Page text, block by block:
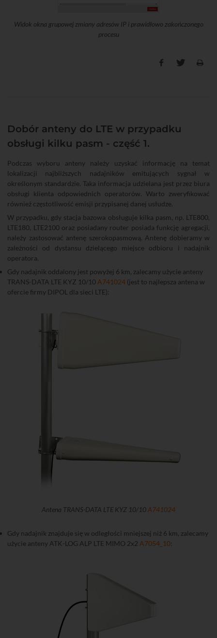
Widok okna grupowej zmiany adresów IP i prawidłowo zakończonego
procesu
Dobór anteny do LTE w przypadku
obsługi kilku pasm - część 1.
Podczas wyboru anteny należy uzyskać informację na temat
lokalizacji najbliższych nadajników emitujących sygnał w
określonym standardzie. Taka informacja udzielana jest przez biura
obsługi klienta odpowiednich operatorów. Warto zweryfikować
również częstotliwość emisji przypisanej danej usłudze.
W przypadku, gdy stacja bazowa obsługuje kilka pasm, np. LTE800,
LTE180, LTE2100 oraz posiadany router posiada funkcję agregacji,
należy zastosować antenę szerokopasmową. Antenę dobieramy w
zależności od dystansu dzielącego miejsce odbioru i nadajnik
operatora.
Gdy nadajnik oddalony jest powyżej 6 km, zalecamy użycie anteny
TRANS-DATA LTE KYZ 10/10 A741024 (jest to najlepsza antena w
ofercie firmy DIPOL dla sieci LTE):
Antena TRANS-DATA LTE KYZ 10/10A741024
Gdy nadajnik znajduje się w odległości mniejszej niż 6 km, zalecamy
użycie anteny ATK-LOG ALP LTE MIMO 2x2 A7054_10: